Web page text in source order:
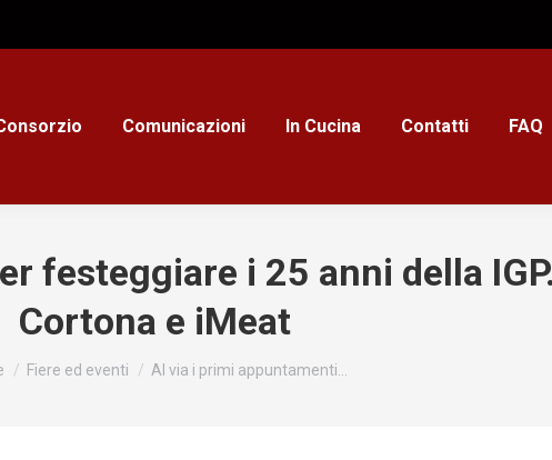
Comunicazioni In Cucina Contatti FAQ
festeggiare i 25 anni della
Cortona e iMeat
qui:Fiere ed eventi Al via i primi appuntamenti…